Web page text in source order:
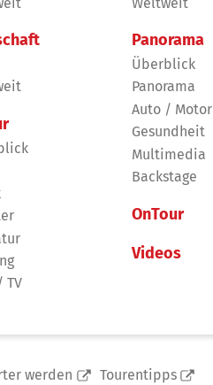
TV
Panorama
Überblick
Panorama
Auto / Motor
Gesundheit
Multimedia
Backstage
OnTour
Videos
werden Tourentipps